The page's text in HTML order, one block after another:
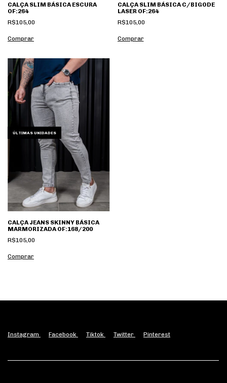
CALÇA SLIM BÁSICA ESCURA
OF:264
R$105,00
Comprar
CALÇA SLIM BÁSICA C/BIGODE
LASER OF:264
R$105,00
Comprar
ÚLTIMAS UNIDADES
CALÇA JEANS SKINNY BÁSICA
MARMORIZADA OF:168/200
R$105,00
Comprar
Instagram Facebook Tiktok Twitter Pinterest